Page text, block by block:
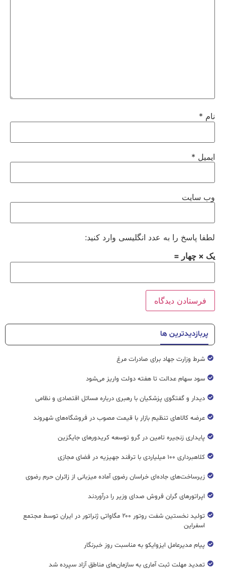
نام *
ایمیل *
وب‌ سایت
لطفا پاسخ را به عدد انگلیسی وارد کنید:
یک × چهار =
پربازدیدترین ها
شرط وزارت جهاد برای صادرات مرغ
سود سهام عدالت تا هفته دولت واریز می‌شود
دیدار و گفتگوی پزشکیان با رهبری درباره مسائل اقتصادی و نظامی
عرضه کالاهای تنظیم بازار با قیمت مصوب در فروشگاه‌های شهروند
پایداری زنجیره تامین در گرو توسعه کریدورهای جایگزین
کلاهبرداری ۱۰۰ میلیاردی با ترفند جهیزیه در فضای مجازی
زیرساخت‌های جاده‌ای خراسان رضوی آماده میزبانی از زائران حرم رضوی
اپراتورهای گران فروش صدای وزیر را درآوردند
تولید نخستین شفت روتور ۲۰۰ مگاواتی ژنراتور در ایران توسط مجتمع
اسفراین
پیام مدیرعامل ایزوایکو به مناسبت روز خبرنگار
تمدید مهلت ثبت آماری به سازمان‌های مناطق آزاد سپرده شد